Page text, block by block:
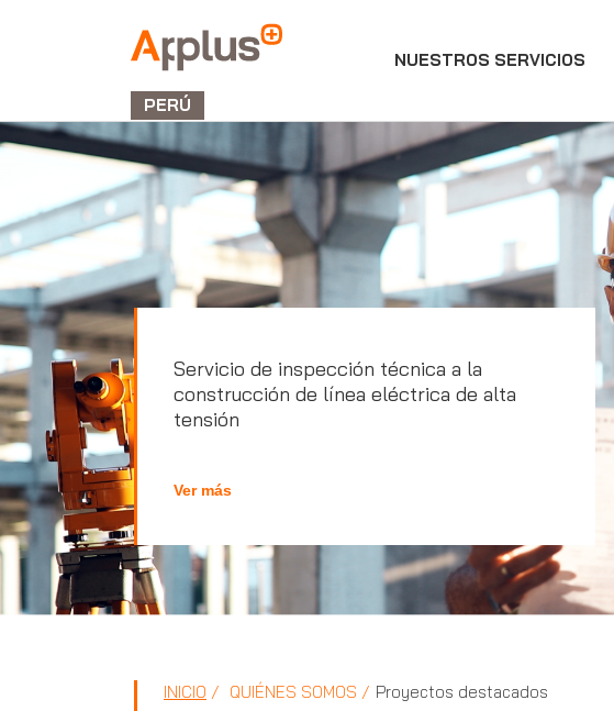
Applus+
GROUP
PERÚ
NUESTROS SERVICIOS
Servicio de inspección técnica a la
construcción de línea eléctrica de alta
tensión
Ver más
INICIO QUIÉNES SOMOS Proyectos destacados